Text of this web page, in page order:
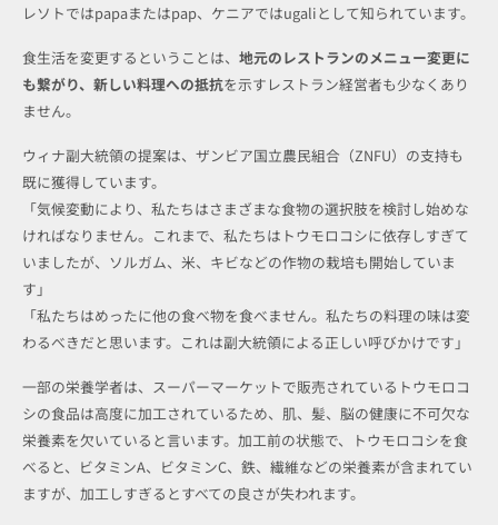
レソトではpapaまたはpap、ケニアではugaliとして知られています。
食生活を変更するということは、 地元のレストランのメニュー変更に
も繋がり、新しい料理への抵抗を示すレストラン経営者も少なくあり
ません。
ウィナ副大統領の提案は、ザンビア国立農民組合（ZNFU）の支持も
既に獲得しています。
「気候変動により、私たちはさまざまな食物の選択肢を検討し始めな
ければなりません。これまで、私たちはトウモロコシに依存しすぎて
いましたが、ソルガム、米、キビなどの作物の栽培も開始していま
す」
「私たちはめったに他の食べ物を食べません。私たちの料理の味は変
わるべきだと思います。これは副大統領による正しい呼びかけです」
一部の栄養学者は、スーパーマーケットで販売されているトウモロコ
シの食品は高度に加工されているため、肌、髪、脳の健康に不可欠な
栄養素を欠いていると言います。加工前の状態で、トウモロコシを食
べると、ビタミンA、ビタミンC、鉄、繊維などの栄養素が含まれてい
ますが、加工しすぎるとすべての良さが失われます。